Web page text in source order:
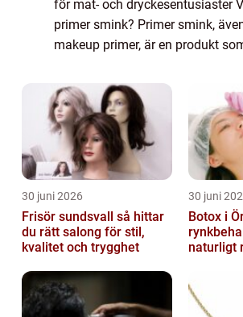
för mat- och dryckesentusiaster
primer smink? Primer smink,
makeup primer, är en produkt
rouge och ögonskugga. Dess
sy...
30 juni 2026
Frisör sundsvall så hittar
du rätt salong för stil,
kvalitet och trygghet
30 juni
Botox i
naturligt